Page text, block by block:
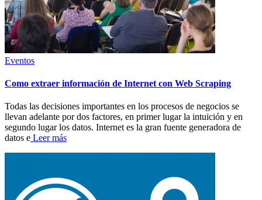
Eventos
Como extraer información de Internet con Web Scraping
Todas las decisiones importantes en los procesos de negocios se
llevan adelante por dos factores, en primer lugar la intuición y en
segundo lugar los datos. Internet es la gran fuente generadora de
datos e Leer más